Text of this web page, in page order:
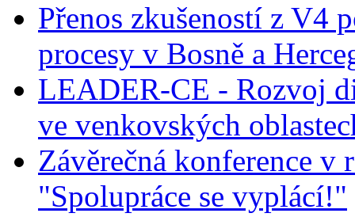
Přenos zkušeností z V4
procesy v Bosně a
LEADER-CE - Rozvoj
ve venkovských
Závěrečná konference v
"Spolupráce se vyplácí!"